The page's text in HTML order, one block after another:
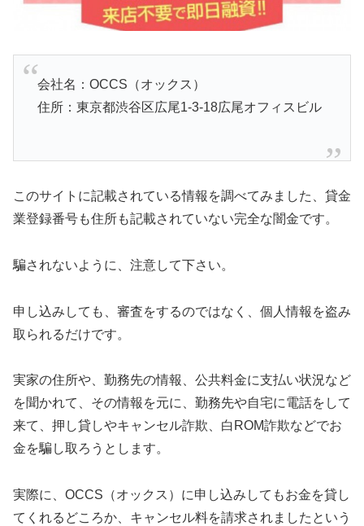
会社名：OCCS（オックス）
住所：東京都渋谷区広尾1-3-18広尾オフィスビル
このサイトに記載されている情報を調べてみました、貸金
業登録番号も住所も記載されていない完全な闇金です。
騙されないように、注意して下さい。
申し込みしても、審査をするのではなく、個人情報を盗み
取られるだけです。
実家の住所や、勤務先の情報、公共料金に支払い状況など
を聞かれて、その情報を元に、勤務先や自宅に電話をして
来て、押し貸しやキャンセル詐欺、白ROM詐欺などでお
金を騙し取ろうとします。
実際に、OCCS（オックス）に申し込みしてもお金を貸し
てくれるどころか、キャンセル料を請求されましたという